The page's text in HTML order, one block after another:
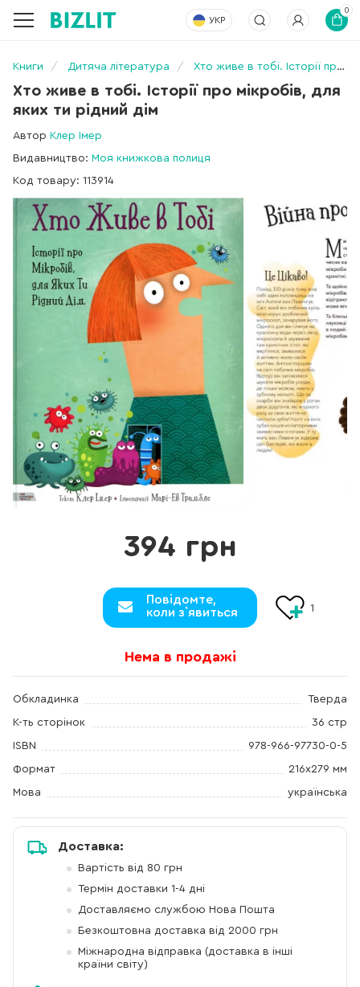
УКР
0
Книги Дитяча література Хто живе в тобі. Історії про мікробів, для яких ти рідний дім
Хто живе в тобі. Історії про мікробів, для
яких ти рідний дім
Автор Клер Імер
Видавництво: Моя книжкова полиця
Код товару: 113914
394 грн
Повідомте,
коли з`явиться
1
Нема в продажі
Обкладинка Тверда
К-ть сторінок 36 стр
ISBN 978-966-97730-0-5
Формат 216x279 мм
Мова українська
Доставка:
Вартість від 80 грн
Термін доставки 1-4 дні
Доставляємо службою Нова Пошта
Безкоштовна доставка від 2000 грн
Міжнародна відправка (доставка в інші
країни світу)